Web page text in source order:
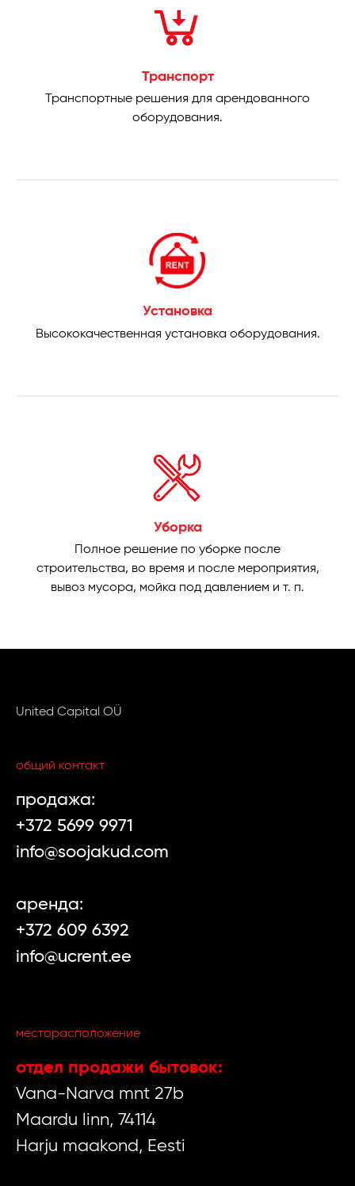
Транспорт
Транспортные решения для арендованного
оборудования.
Установка
Высококачественная установка оборудования.
Уборка
Полное решение по уборке после
строительства, во время и после мероприятия,
вывоз мусора, мойка под давлением и т. п.
United Capital OÜ
общий контакт
продажa:
+372 5699 9971
info@soojakud.com
арендa:
+372 609 6392
info@ucrent.ee
месторасположение
oтдел продажи бытовок:
Vana-Narva mnt 27b
Maardu linn, 74114
Harju maakond, Eesti